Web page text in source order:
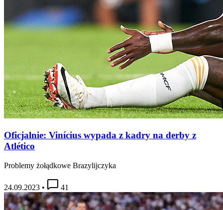
Oficjalnie: Vinícius wypada z kadry na derby z
Atlético
Problemy żołądkowe Brazylijczyka
24.09.2023 • 41